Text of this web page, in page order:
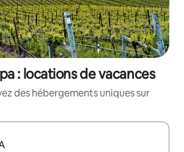
: locations de vacances
des hébergements uniques sur
s'affichent, utilisez les flèches vers le